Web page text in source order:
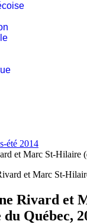
été 2014
et Marc St-Hilaire
Rivard et
Québec,